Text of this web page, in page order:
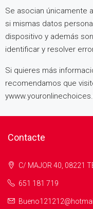
Se asocian únicamente
si mismas datos
dispositivo y además
identificar y resolver
Si quieres más
recomendamos que
Contacte
C/ MAJOR 40, 08221
651 181 719